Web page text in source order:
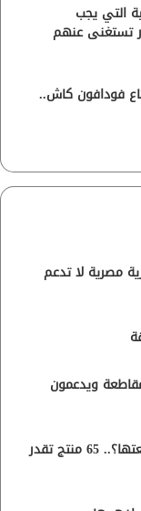
التي يجب
فودافون كاش..
مصرية لا تدعم
ويدعمون
ما هي المنتجات الإسرائيلية التي يجب مقاطعتها؟.. 65 منتج تقدر